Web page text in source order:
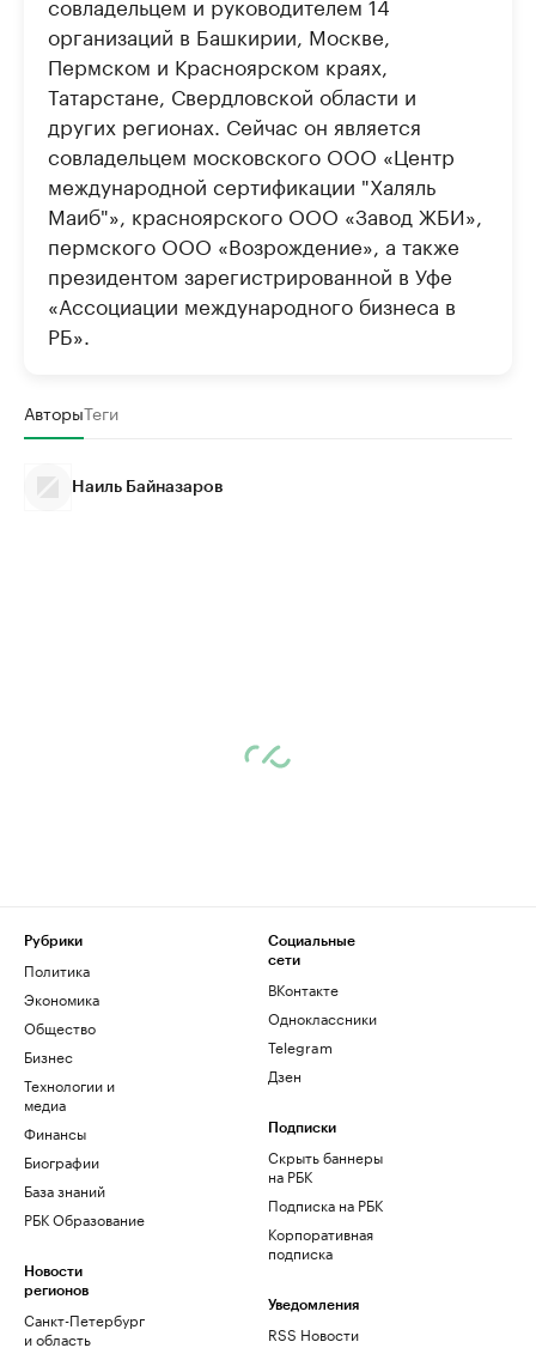
организаций в Башкирии, Москве,
Пермском и Красноярском краях,
Татарстане, Свердловской области и
других регионах. Сейчас он является
совладельцем московского ООО «Центр
международной сертификации "Халяль
Маиб"», красноярского ООО «Завод ЖБИ»,
пермского ООО «Возрождение», а также
президентом зарегистрированной в Уфе
«Ассоциации международного бизнеса в
РБ».
АвторыТеги
Наиль Байназаров
Рубрики
Политика
Экономика
Общество
Бизнес
Технологии и
медиа
Финансы
Биографии
База знаний
РБК Образование
Новости
регионов
Санкт-Петербург
и область
Социальные
сети
ВКонтакте
Одноклассники
Telegram
Дзен
Подписки
Скрыть баннеры
на РБК
Подписка на РБК
Корпоративная
подписка
Уведомления
RSS Новости